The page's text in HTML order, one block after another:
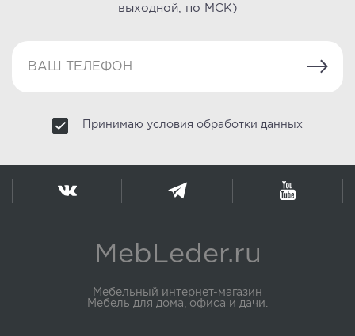
выходной, по МСК)
Принимаю условия обработки данных
MebLeder.ru
Мебельный интернет-магазин
Мебель для дома, офиса и дачи.